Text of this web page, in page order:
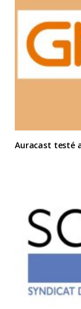
Auracast testé